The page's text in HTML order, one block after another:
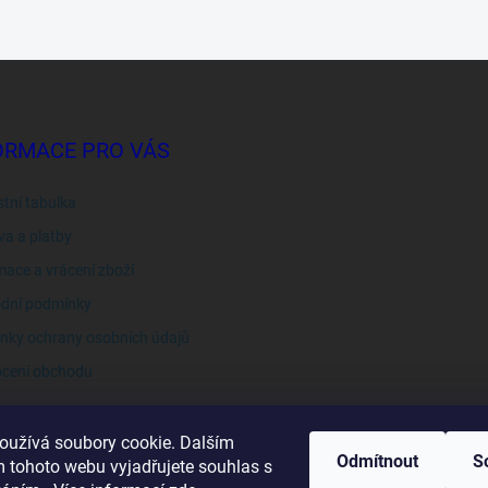
soubory cookie. Dalším
tohoto webu vyjadřujete souhlas s
Odmítnout
PRO VÁS
tabulka
a platby
a vrácení zboží
podmínky
ochrany osobních údajů
obchodu